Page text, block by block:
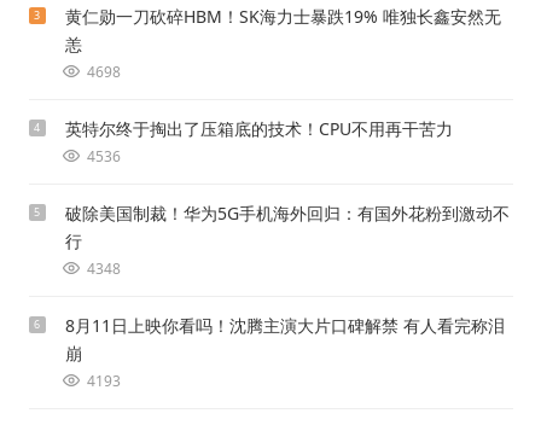
3
黄仁勋一刀砍碎HBM！SK海力士暴跌19% 唯独长鑫安然无
恙
4698
4 英特尔终于掏出了压箱底的技术！CPU不用再干苦力
4536
5
破除美国制裁！华为5G手机海外回归：有国外花粉到激动不
行
4348
6
8月11日上映你看吗！沈腾主演大片口碑解禁 有人看完称泪
崩
4193